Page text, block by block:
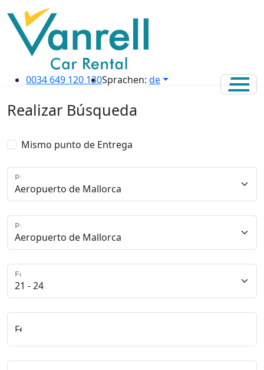
0034 649 120 130Sprachen: de
Realizar Búsqueda
Mismo punto de Entrega
Punto de Recogida
Punto de Entrega
Edad del Conductor
Fecha y Hora de Recogida